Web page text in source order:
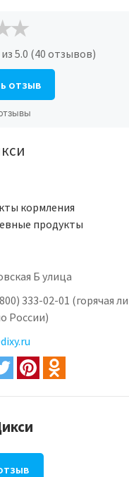
из 5.0 (40 отзывов)
отзыв
кормления
продукты
Б улица
333-02-01 (горячая
России)